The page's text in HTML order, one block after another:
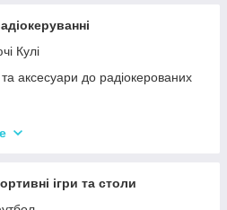
Кулі
аксесуари до радіокерованих
ігри та столи